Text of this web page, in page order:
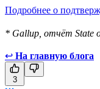
Подробнее о
* Gallup, отчёт State
↩ На главную блога
3